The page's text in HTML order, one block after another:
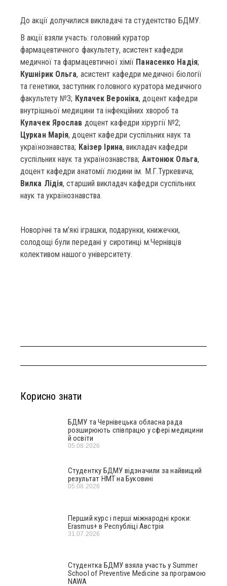
До акції долучилися викладачі та студентство БДМУ.
В акції взяли участь: головний куратор
фармацевтичного факультету, асистент кафедри
медичної та фармацевтичної хімії Панасенко Надія;
Кушнірик Ольга, асистент кафедри медичної біології
та генетики, заступник головного куратора медичного
факультету №3; Кулачек Вероніка, доцент кафедри
внутрішньої медицини та інфекційних хвороб та
Кулачек Ярослав доцент кафедри хірургії №2;
Цуркан Марія, доцент кафедри суспільних наук та
українознавства; Каізер Ірина, викладач кафедри
суспільних наук та українознавства; Антонюк Ольга,
доцент кафедри анатомії людини ім. М.Г.Туркевича;
Вилка Лідія, старший викладач кафедри суспільних
наук та українознавства.
Новорічні та м’які іграшки, подарунки, книжечки,
солодощі були передані у сиротинці м.Чернівців
колективом нашого університету.
Корисно знати
БДМУ та Чернівецька обласна рада
розширюють співпрацю у сфері медицини
й освіти
05.08.2026
Студентку БДМУ відзначили за найвищий
результат НМТ на Буковині
05.08.2026
Перший курс і перші міжнародні кроки:
Erasmus+ в Республіці Австрія
31.07.2026
Студентка БДМУ взяла участь у Summer
School of Preventive Medicine за програмою
NAWA